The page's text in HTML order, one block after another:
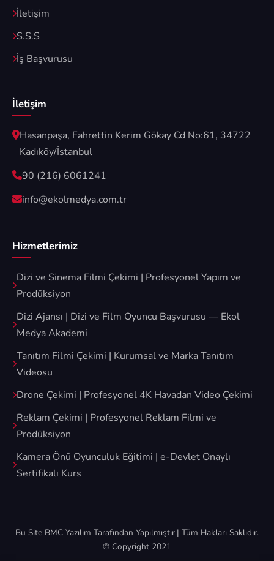
İletişim
S.S.S
İş Başvurusu
İletişim
Hasanpaşa, Fahrettin Kerim Gökay Cd No:61, 34722
Kadıköy/İstanbul
90 (216) 6061241
info@ekolmedya.com.tr
Hizmetlerimiz
Dizi ve Sinema Filmi Çekimi | Profesyonel Yapım ve
Prodüksiyon
Dizi Ajansı | Dizi ve Film Oyuncu Başvurusu — Ekol
Medya Akademi
Tanıtım Filmi Çekimi | Kurumsal ve Marka Tanıtım
Videosu
Drone Çekimi | Profesyonel 4K Havadan Video Çekimi
Reklam Çekimi | Profesyonel Reklam Filmi ve
Prodüksiyon
Kamera Önü Oyunculuk Eğitimi | e-Devlet Onaylı
Sertifikalı Kurs
Bu Site BMC Yazılım Tarafından Yapılmıştır.| Tüm Hakları Saklıdır.
© Copyright 2021